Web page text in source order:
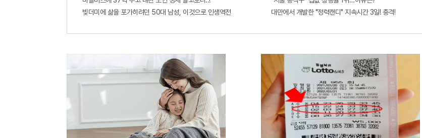
빚더미에 삶을 포가히려던 50대 남성, 이것으로 인생역전
대만에서 개발한 "정력캔디" 지속시간 3일! 충격!